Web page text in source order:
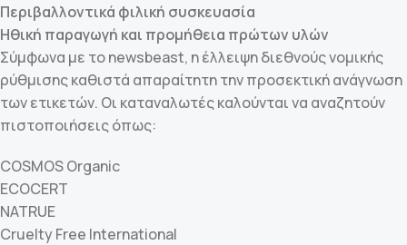
Περιβαλλοντικά φιλική συσκευασία
Ηθική παραγωγή και προμήθεια πρώτων υλών
Σύμφωνα με το newsbeast, η έλλειψη διεθνούς νομικής
ρύθμισης καθιστά απαραίτητη την προσεκτική ανάγνωση
των ετικετών. Οι καταναλωτές καλούνται να αναζητούν
πιστοποιήσεις όπως:
COSMOS Organic
ECOCERT
NATRUE
Cruelty Free International